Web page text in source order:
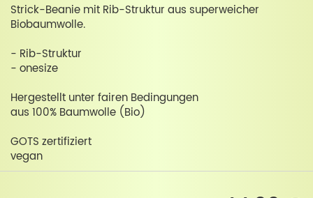
Strick-Beanie mit Rib-Struktur aus superweicher
Biobaumwolle.
- Rib-Struktur
- onesize
Hergestellt unter fairen Bedingungen
aus 100% Baumwolle (Bio)
GOTS zertifiziert
vegan